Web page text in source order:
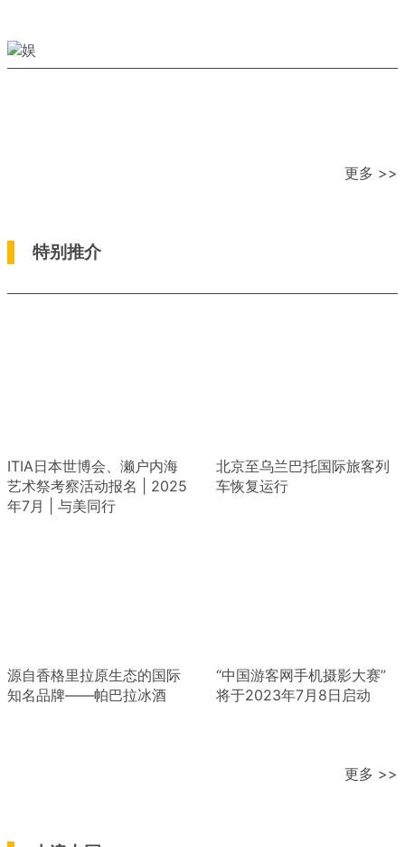
更多 >>
特别推介
ITIA日本世博会、濑户内海
艺术祭考察活动报名 | 2025
年7月 | 与美同行
北京至乌兰巴托国际旅客列
车恢复运行
源自香格里拉原生态的国际
知名品牌——帕巴拉冰酒
“中国游客网手机摄影大赛”
将于2023年7月8日启动
更多 >>